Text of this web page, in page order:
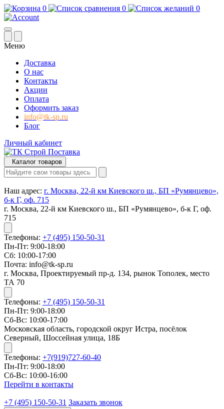
0 0 0
Меню
Доставка
О нас
Контакты
Акции
Оплата
Оформить заказ
info@tk-sp.ru
Блог
Личный кабинет
Каталог товаров
Наш адрес: г. Москва, 22-й км Киевского ш., БП «Румянцево»,
б-к Г, оф. 715
г. Москва, 22-й км Киевского ш., БП «Румянцево», б-к Г, оф.
715
Телефоны: +7 (495) 150-50-31
Пн-Пт: 9:00-18:00
Сб: 10:00-17:00
Почта: info@tk-sp.ru
г. Москва, Проектируемый пр-д. 134, рынок Тополек, место
ТА 70
Телефоны: +7 (495) 150-50-31
Пн-Пт: 9:00-18:00
Сб-Вс: 10:00-17:00
Московская область, городской округ Истра, посёлок
Северный, Шоссейная улица, 18Б
Телефоны: +7(919)727-60-40
Пн-Пт: 9:00-18:00
Сб-Вс: 10:00-16:00
Перейти в контакты
+7 (495) 150-50-31 Заказать звонок